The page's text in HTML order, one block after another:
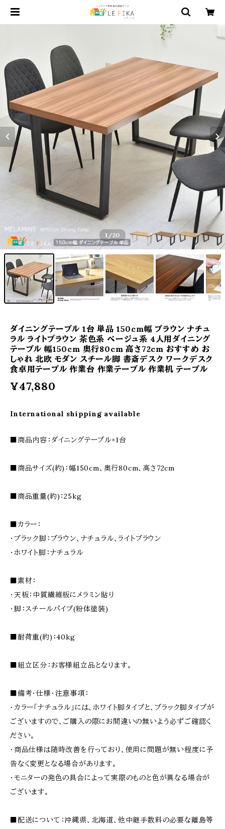
1 /20
ダイニングテーブル 1台 単品 150cm幅 ブラウン ナチュ
ラル ライトブラウン 茶色系 ベージュ系 4人用ダイニング
テーブル 幅150cm 奥行80cm 高さ72cm おすすめ お
しゃれ 北欧 モダン スチール脚 書斎デスク ワークデスク
食卓用テーブル 作業台 作業テーブル 作業机 テーブル
¥47,880
International shipping available
■商品内容：ダイニングテーブル×1台
■商品サイズ(約)：幅150cm、奥行80cm、高さ72cm
■商品重量(約)：25kg
■カラー：
・ブラック脚：ブラウン、ナチュラル、ライトブラウン
・ホワイト脚：ナチュラル
■素材：
・天板：中質繊維板にメラミン貼り
・脚：スチールパイプ(粉体塗装)
■耐荷重(約)：40kg
■組立区分：お客様組立品となります。
■備考・仕様・注意事項：
・カラー「ナチュラル」には、ホワイト脚タイプと、ブラック脚タイプが
ございますので、ご購入の際にお間違いの無いよう必ずご確認く
ださい。
・商品仕様は随時改善を行っており、使用に問題が無い程度に予
告なく変更となる場合があります。
・モニターの発色の具合によって実際のものと色が異なる場合が
ございます。
■配送について：沖縄県、北海道、他中継手数料の必要な離島等